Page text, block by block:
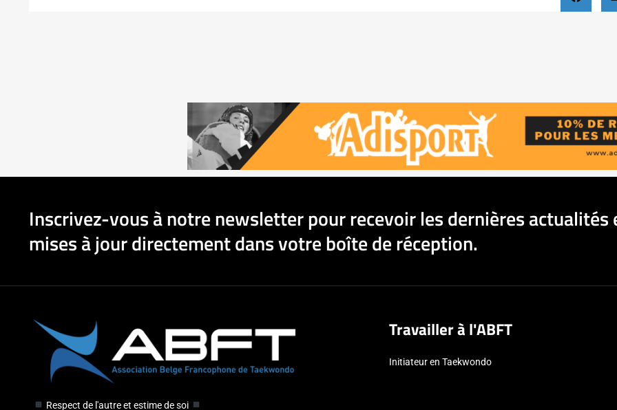
Inscrivez-vous à notre newsletter pour recevoir les dernières actualités
mises à jour directement dans votre boîte de réception.
Respect de l'autre et estime de soi
Travailler à l'ABFT
Initiateur en Taekwondo